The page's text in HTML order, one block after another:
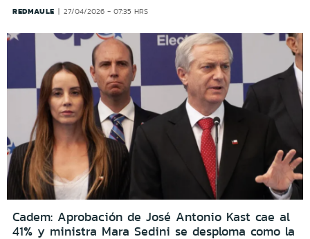
REDMAULE 27/04/2026 - 07:35 HRS
Cadem: Aprobación de José Antonio Kast cae al
41% y ministra Mara Sedini se desploma como la